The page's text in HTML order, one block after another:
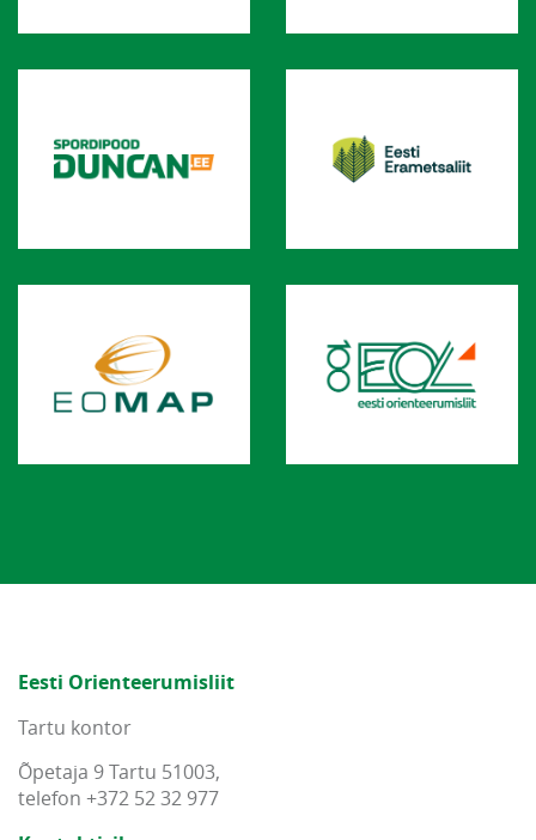
Eesti Orienteerumisliit
Tartu kontor
Õpetaja 9 Tartu 51003,
telefon +372 52 32 977